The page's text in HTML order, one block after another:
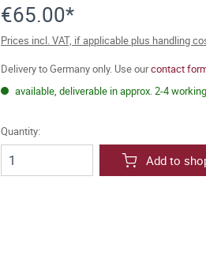
€65.00*
Prices incl. VAT, if applicable plus handling
Delivery to Germany only. Use ourcontact
available, deliverable in approx. 2-4
Quantity:
Add to